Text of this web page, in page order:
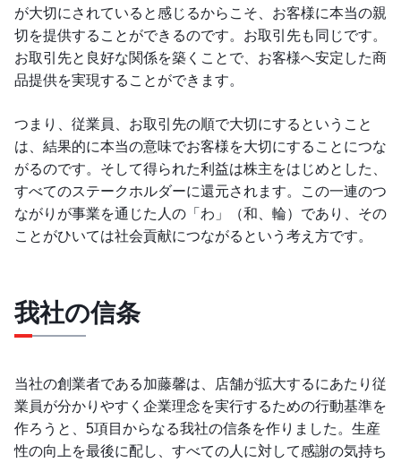
が大切にされていると感じるからこそ、お客様に本当の親
切を提供することができるのです。お取引先も同じです。
お取引先と良好な関係を築くことで、お客様へ安定した商
品提供を実現することができます。
つまり、従業員、お取引先の順で大切にするということ
は、結果的に本当の意味でお客様を大切にすることにつな
がるのです。そして得られた利益は株主をはじめとした、
すべてのステークホルダーに還元されます。この一連のつ
ながりが事業を通じた人の「わ」（和、輪）であり、その
ことがひいては社会貢献につながるという考え方です。
我社の信条
当社の創業者である加藤馨は、店舗が拡大するにあたり従
業員が分かりやすく企業理念を実行するための行動基準を
作ろうと、5項目からなる我社の信条を作りました。生産
性の向上を最後に配し、すべての人に対して感謝の気持ち